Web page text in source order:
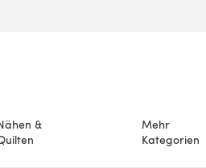
&
Mehr
Kategorien